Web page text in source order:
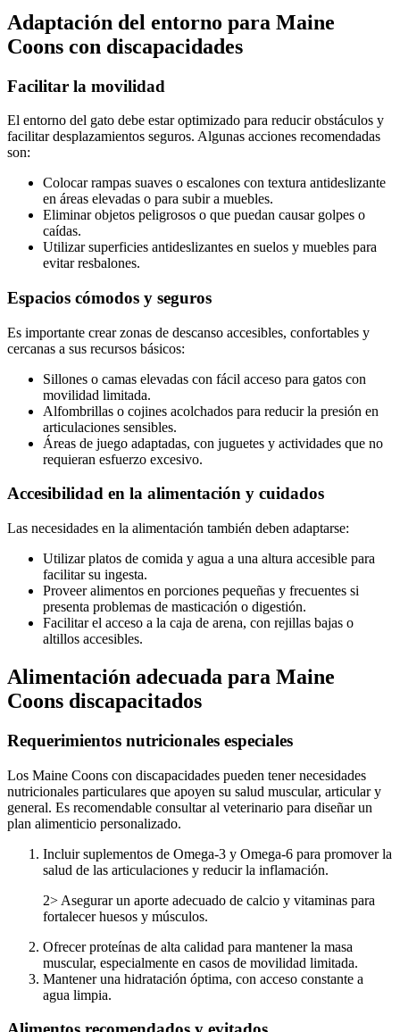
Adaptación del entorno para Maine
Coons con discapacidades
Facilitar la movilidad
El entorno del gato debe estar optimizado para reducir obstáculos y
facilitar desplazamientos seguros. Algunas acciones recomendadas
son:
Colocar rampas suaves o escalones con textura antideslizante
en áreas elevadas o para subir a muebles.
Eliminar objetos peligrosos o que puedan causar golpes o
caídas.
Utilizar superficies antideslizantes en suelos y muebles para
evitar resbalones.
Espacios cómodos y seguros
Es importante crear zonas de descanso accesibles, confortables y
cercanas a sus recursos básicos:
Sillones o camas elevadas con fácil acceso para gatos con
movilidad limitada.
Alfombrillas o cojines acolchados para reducir la presión en
articulaciones sensibles.
Áreas de juego adaptadas, con juguetes y actividades que no
requieran esfuerzo excesivo.
Accesibilidad en la alimentación y cuidados
Las necesidades en la alimentación también deben adaptarse:
Utilizar platos de comida y agua a una altura accesible para
facilitar su ingesta.
Proveer alimentos en porciones pequeñas y frecuentes si
presenta problemas de masticación o digestión.
Facilitar el acceso a la caja de arena, con rejillas bajas o
altillos accesibles.
Alimentación adecuada para Maine
Coons discapacitados
Requerimientos nutricionales especiales
Los Maine Coons con discapacidades pueden tener necesidades
nutricionales particulares que apoyen su salud muscular, articular y
general. Es recomendable consultar al veterinario para diseñar un
plan alimenticio personalizado.
Incluir suplementos de Omega-3 y Omega-6 para promover la
salud de las articulaciones y reducir la inflamación.
2> Asegurar un aporte adecuado de calcio y vitaminas para
fortalecer huesos y músculos.
Ofrecer proteínas de alta calidad para mantener la masa
muscular, especialmente en casos de movilidad limitada.
Mantener una hidratación óptima, con acceso constante a
agua limpia.